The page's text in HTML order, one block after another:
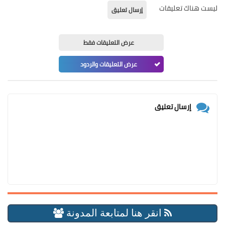
ليست هناك تعليقات إرسال تعليق
عرض التعليقات فقط
عرض التعليقات والردود
إرسال تعليق